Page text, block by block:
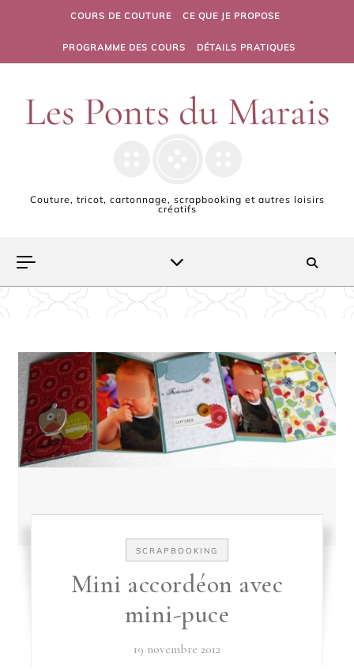
Skip to contentCOURS DE COUTURE CE QUE JE PROPOSE
PROGRAMME DES COURS DÉTAILS PRATIQUES
Couture, tricot, cartonnage, scrapbooking et autres loisirs
créatifs
SCRAPBOOKING
Mini accordéon avec
mini-puce
19 novembre 2012